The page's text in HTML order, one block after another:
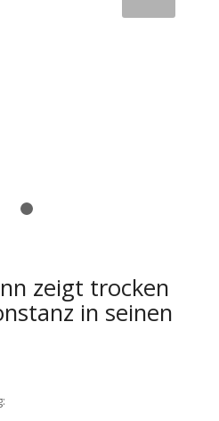
zeigt trocken
in seinen